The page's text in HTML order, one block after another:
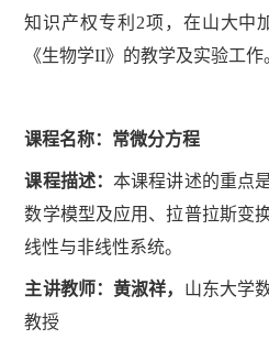
知识产权专利2项，在山大中
《生物学II》的教学及实验工作
课程名称：常微分方程
课程描述：本课程讲述的重点
数学模型及应用、拉普拉斯变
线性与非线性系统。
主讲教师：黄淑祥， 山东大学
教授